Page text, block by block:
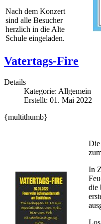
Nach dem Konzert
sind alle Besucher
herzlich in die Alte
Schule eingeladen.
Vatertags-Fire
Details
Kategorie: Allgemein
Erstellt: 01. Mai 2022
{multithumb}
Die
In
die